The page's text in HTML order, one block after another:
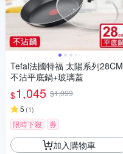
Tefal法國特福 太陽系列28CM
不沾平底鍋+玻璃蓋
$1,045 $1,099
5 (1)
限時下殺 券
加入購物車